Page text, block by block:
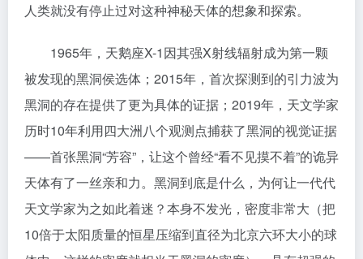
人类就没有停止过对这种神秘天体的想象和探索。
1965年，天鹅座X-1因其强X射线辐射成为第一颗
被发现的黑洞侯选体；2015年，首次探测到的引力波为
黑洞的存在提供了更为具体的证据；2019年，天文学家
历时10年利用四大洲八个观测点捕获了黑洞的视觉证据
——首张黑洞“芳容”，让这个曾经“看不见摸不着”的诡异
天体有了一丝亲和力。黑洞到底是什么，为何让一代代
天文学家为之如此着迷？本身不发光，密度非常大（把
10倍于太阳质量的恒星压缩到直径为北京六环大小的球